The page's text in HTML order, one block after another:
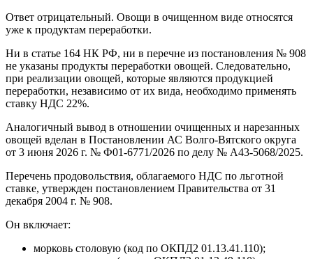
Ответ отрицательный. Овощи в очищенном виде относятся
уже к продуктам переработки.
Ни в статье 164 НК РФ, ни в перечне из постановления № 908
не указаны продукты переработки овощей. Следовательно,
при реализации овощей, которые являются продукцией
переработки, независимо от их вида, необходимо применять
ставку НДС 22%.
Аналогичный вывод в отношении очищенных и нарезанных
овощей вделан в Постановлении АС Волго-Вятского округа
от 3 июня 2026 г. № Ф01-6771/2026 по делу № А43-5068/2025.
Перечень продовольствия, облагаемого НДС по льготной
ставке, утвержден постановлением Правительства от 31
декабря 2004 г. № 908.
Он включает:
морковь столовую (код по ОКПД2 01.13.41.110);